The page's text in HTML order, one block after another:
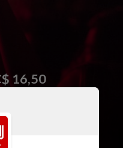
16,50
atrás do
a cantora